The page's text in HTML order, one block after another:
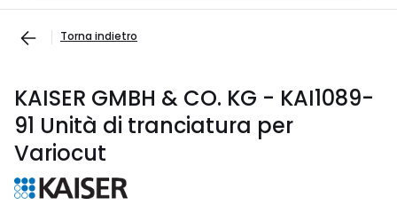
Torna indietro
KAISER GMBH & CO. KG - KAI1089-
91 Unità di tranciatura per
Variocut